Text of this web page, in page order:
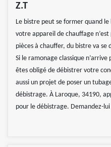
Z.T
Le bistre peut se former quand le
votre appareil de chauffage
pièces à chauffer, du bistre va se
Si le ramonage classique
êtes obligé de débistrer votre
aussi un projet de poser un
débistrage. À Laroque, 34190,
pour le débistrage. Demandez-